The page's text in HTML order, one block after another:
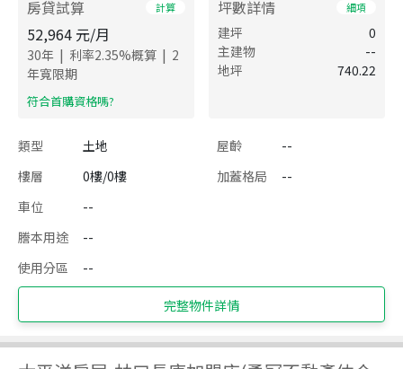
房貸試算 計算
52,964 元/月
30年 | 利率2.35%概算 | 2
年寬限期
​符合首購資格嗎?
坪數詳情 細項
建坪
0
主建物
--
地坪
740.22
類型 土地 屋齡
--
樓層
0樓/0樓 加蓋格局
--
車位
--
謄本用途
--
使用分區
--
完整物件詳情